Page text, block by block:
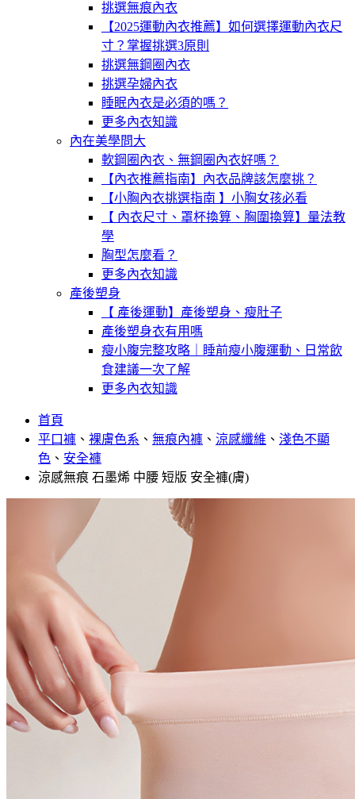
挑選無痕內衣
【2025運動內衣推薦】如何選擇運動內衣尺
寸？掌握挑選3原則
挑選無鋼圈內衣
挑選孕婦內衣
睡眠內衣是必須的嗎？
更多內衣知識
內在美學問大
軟鋼圈內衣、無鋼圈內衣好嗎？
【內衣推薦指南】內衣品牌該怎麼挑？
【小胸內衣挑選指南 】小胸女孩必看
【 內衣尺寸、罩杯換算、胸圍換算】量法教
學
胸型怎麼看？
更多內衣知識
產後塑身
【 產後運動】產後塑身、瘦肚子
產後塑身衣有用嗎
瘦小腹完整攻略｜睡前瘦小腹運動、日常飲
食建議一次了解
更多內衣知識
首頁
平口褲 、 裸膚色系 、 無痕內褲 、 涼感纖維 、 淺色不顯
色 、 安全褲
涼感無痕 石墨烯 中腰 短版 安全褲(膚)